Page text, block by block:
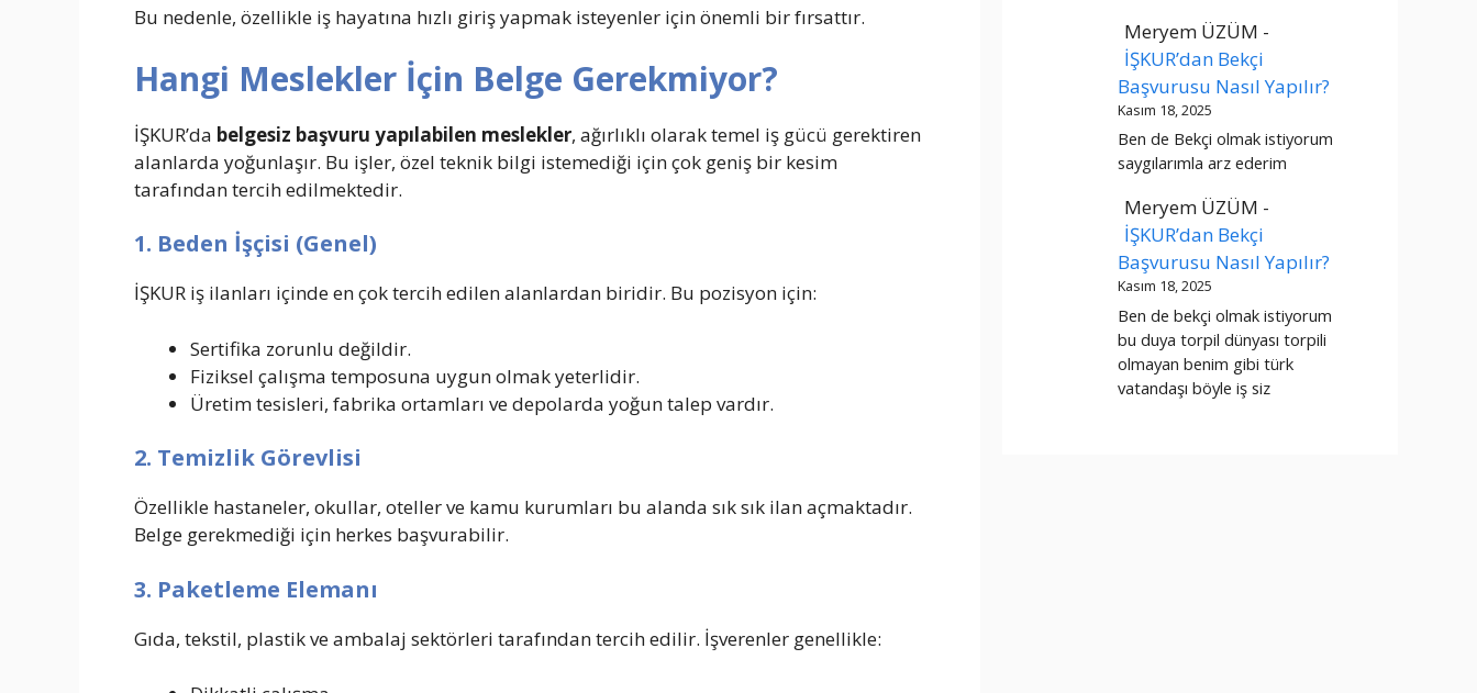
Bu nedenle, özellikle iş hayatına hızlı giriş yapmak isteyenler için önemli bir fırsattır.
Hangi Meslekler İçin Belge Gerekmiyor?
İŞKUR’da belgesiz başvuru yapılabilen meslekler, ağırlıklı olarak temel iş gücü gerektiren
alanlarda yoğunlaşır. Bu işler, özel teknik bilgi istemediği için çok geniş bir kesim
tarafından tercih edilmektedir.
1. Beden İşçisi (Genel)
İŞKUR iş ilanları içinde en çok tercih edilen alanlardan biridir. Bu pozisyon için:
Sertifika zorunlu değildir.
Fiziksel çalışma temposuna uygun olmak yeterlidir.
Üretim tesisleri, fabrika ortamları ve depolarda yoğun talep vardır.
2. Temizlik Görevlisi
Özellikle hastaneler, okullar, oteller ve kamu kurumları bu alanda sık sık ilan açmaktadır.
Belge gerekmediği için herkes başvurabilir.
3. Paketleme Elemanı
Gıda, tekstil, plastik ve ambalaj sektörleri tarafından tercih edilir. İşverenler genellikle:
Meryem ÜZÜM -
İŞKUR’dan Bekçi
Başvurusu Nasıl Yapılır?
Kasım 18, 2025
Ben de Bekçi olmak istiyorum
saygılarımla arz ederim
Meryem ÜZÜM -
İŞKUR’dan Bekçi
Başvurusu Nasıl Yapılır?
Kasım 18, 2025
Ben de bekçi olmak istiyorum
bu duya torpil dünyası torpili
olmayan benim gibi türk
vatandaşı böyle iş siz